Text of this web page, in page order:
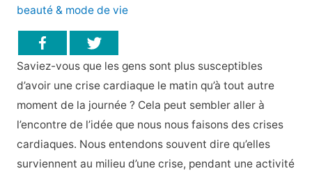
beauté & mode de vie
Saviez-vous que les gens sont plus susceptibles
d’avoir une crise cardiaque le matin qu’à tout autre
moment de la journée ? Cela peut sembler aller à
l’encontre de l’idée que nous nous faisons des crises
cardiaques. Nous entendons souvent dire qu’elles
surviennent au milieu d’une crise, pendant une activité